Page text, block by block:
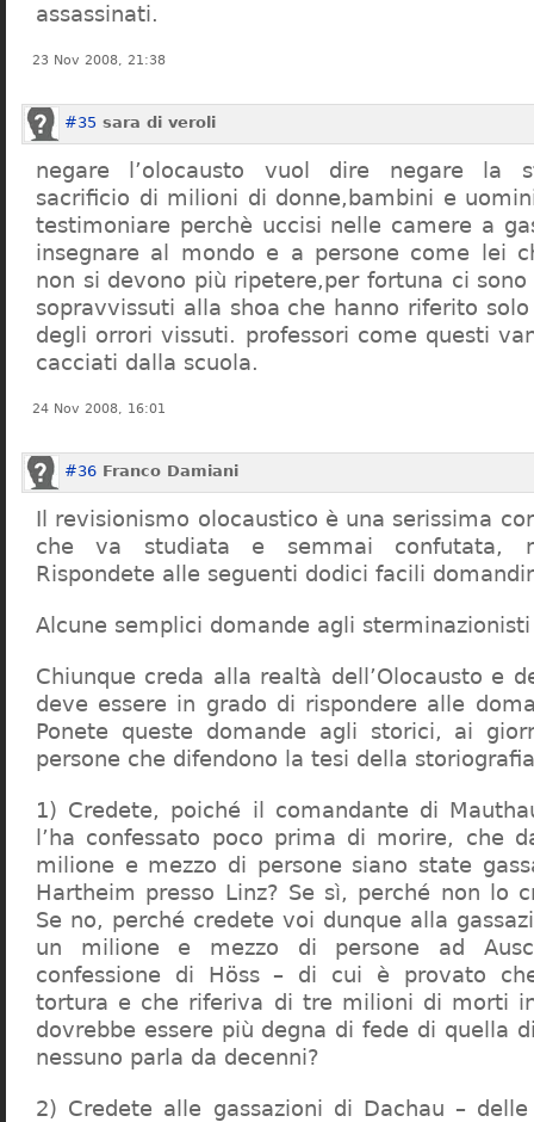
assassinati.
23 Nov 2008, 21:38
#35 sara di veroli
negare l’olocausto vuol dire negare la
sacrificio di milioni di donne,bambini e
testimoniare perchè uccisi nelle camere a
insegnare al mondo e a persone come lei
non si devono più ripetere,per fortuna ci
sopravvissuti alla shoa che hanno riferito
degli orrori vissuti. professori come questi
cacciati dalla scuola.
24 Nov 2008, 16:01
#36 Franco Damiani
Il revisionismo olocaustico è una serissima
che va studiata e semmai confutata,
Rispondete alle seguenti dodici facili
Alcune semplici domande agli sterminazionisti
Chiunque creda alla realtà dell’Olocausto e
deve essere in grado di rispondere alle
Ponete queste domande agli storici, ai
persone che difendono la tesi della
1) Credete, poiché il comandante di
l’ha confessato poco prima di morire, che
milione e mezzo di persone siano state
Hartheim presso Linz? Se sì, perché non lo
Se no, perché credete voi dunque alla
un milione e mezzo di persone ad
confessione di Höss – di cui è provato
tortura e che riferiva di tre milioni di morti
dovrebbe essere più degna di fede di quella
nessuno parla da decenni?
2) Credete alle gassazioni di Dachau –